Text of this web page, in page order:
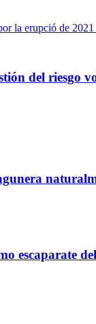
del riesgo
escaparate